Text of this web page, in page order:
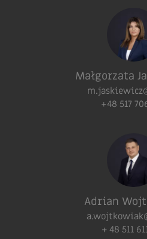
Małgorzata
+48 517
Adrian
+ 48 511